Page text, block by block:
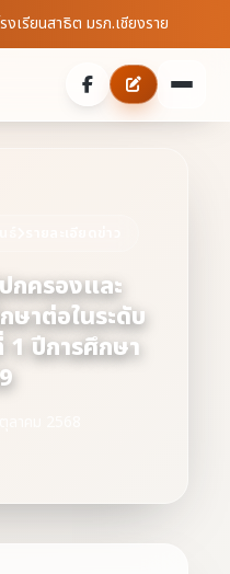
งเรียนสาธิต มรภ.เชียงราย
ครองและ
ษาต่อในระดับ
ปีการศึกษา